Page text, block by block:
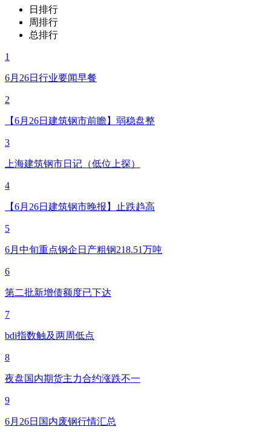
日排行
周排行
总排行
1
6月26日行业要闻早餐
2
【6月26日建筑钢市前瞻】弱稳盘整
3
上海建筑钢市日记（低位上探）
4
【6月26日建筑钢市晚报】止跌趋高
5
6月中旬重点钢企日产粗钢218.51万吨
6
第二批新增债额度已下达
7
bdi指数触及两周低点
8
夜盘国内期货主力合约涨跌不一
9
6月26日国内废钢行情汇总